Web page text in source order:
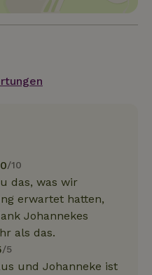
/10
das, was wir
erwartet hatten,
Johannekes
als das.
/5
und Johanneke ist